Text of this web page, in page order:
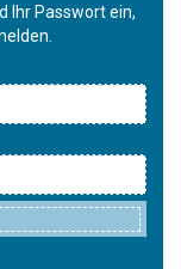
Ihr Passwort ein,